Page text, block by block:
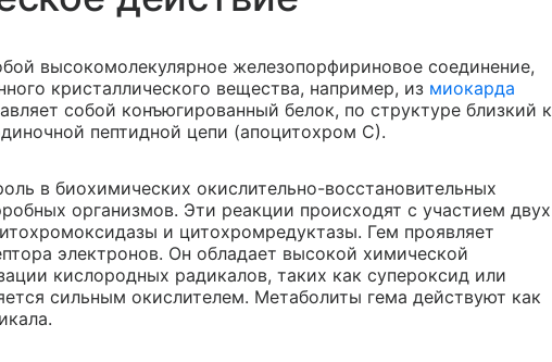
высокомолекулярное железопорфириновое соединение,
кристаллического вещества, например, из миокарда
собой конъюгированный белок, по структуре близкий к
пептидной цепи (апоцитохром С).
в биохимических окислительно-восстановительных
организмов. Эти реакции происходят с участием двух
и цитохромредуктазы. Гем проявляет
электронов. Он обладает высокой химической
кислородных радикалов, таких как супероксид или
сильным окислителем. Метаболиты гема действуют как